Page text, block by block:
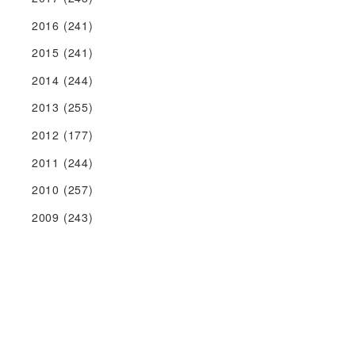
2016 (241)
2015 (241)
2014 (244)
2013 (255)
2012 (177)
2011 (244)
2010 (257)
2009 (243)